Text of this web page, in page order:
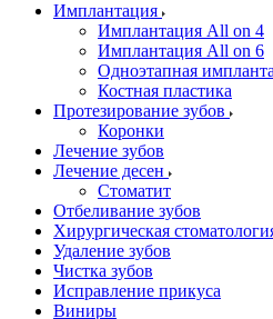
Имплантация
Имплантация All on 4
Имплантация All on 6
Одноэтапная
Костная пластика
Протезирование зубов
Коронки
Лечение зубов
Лечение десен
Стоматит
Отбеливание зубов
Хирургическая
Удаление зубов
Чистка зубов
Исправление прикуса
Виниры